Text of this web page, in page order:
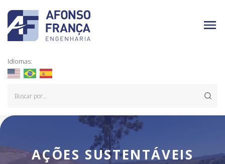
Idiomas:
AÇÕES SUSTENTÁVEIS